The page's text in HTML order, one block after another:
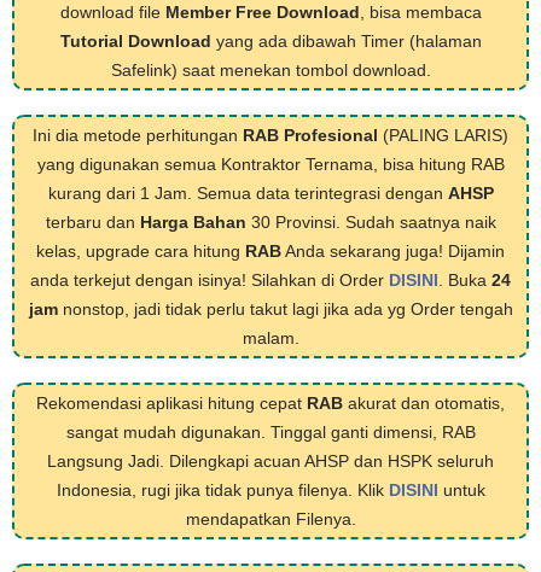
download file Member Free Download , bisa membaca
Tutorial Download yang ada dibawah Timer (halaman
Safelink) saat menekan tombol download.
Ini dia metode perhitungan RAB Profesional (PALING LARIS)
yang digunakan semua Kontraktor Ternama, bisa hitung RAB
kurang dari 1 Jam. Semua data terintegrasi dengan AHSP
terbaru dan Harga Bahan 30 Provinsi. Sudah saatnya naik
kelas, upgrade cara hitung RABAnda sekarang juga! Dijamin
anda terkejut dengan isinya! Silahkan di Order DISINI . Buka 24
jamnonstop, jadi tidak perlu takut lagi jika ada yg Order tengah
malam.
Rekomendasi aplikasi hitung cepat RAB akurat dan otomatis,
sangat mudah digunakan. Tinggal ganti dimensi, RAB
Langsung Jadi. Dilengkapi acuan AHSP dan HSPK seluruh
Indonesia, rugi jika tidak punya filenya. Klik DISINI untuk
mendapatkan Filenya.